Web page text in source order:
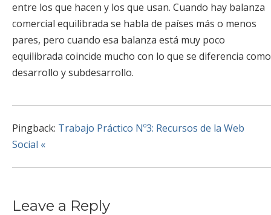
entre los que hacen y los que usan. Cuando hay balanza
comercial equilibrada se habla de países más o menos
pares, pero cuando esa balanza está muy poco
equilibrada coincide mucho con lo que se diferencia como
desarrollo y subdesarrollo.
Pingback: Trabajo Práctico Nº3: Recursos de la Web
Social «
Leave a Reply